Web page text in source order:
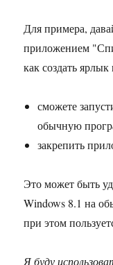
Для примера,
приложением
как создать
сможете
обычную
закрепить
Это может быть
Windows 8.1 на
при этом
Я буду